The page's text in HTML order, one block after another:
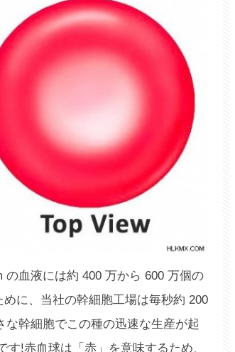
血液には約 400 万から 600 万個の
に、当社の幹細胞工場は毎秒約 200
幹細胞でこの種の迅速な生産が起
!赤血球は「赤」を意味するため、